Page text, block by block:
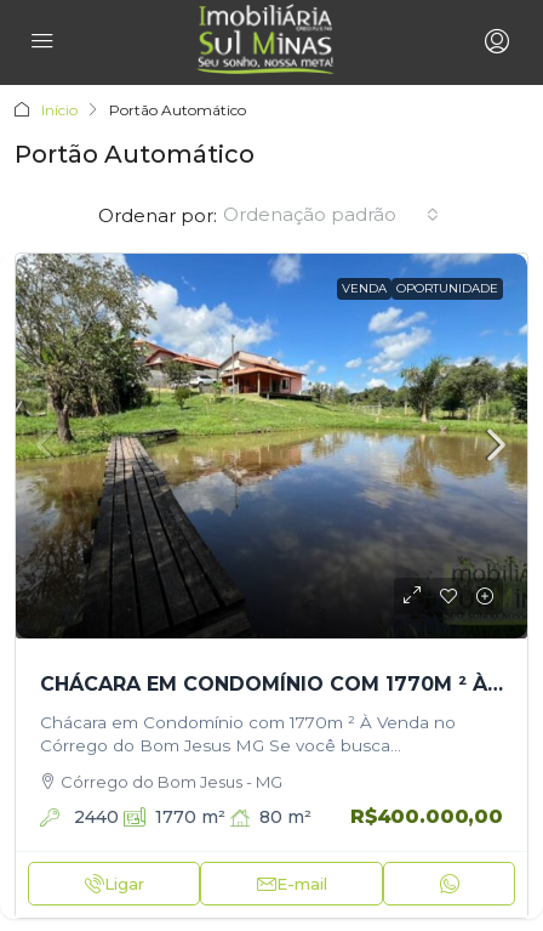
Início Portão Automático
Portão Automático
Ordenar por: Ordenação padrão
VENDA OPORTUNIDADE
CHÁCARA EM CONDOMÍNIO COM 1770M ² À VENDA NO CÓRREGO DO BOM JESUS
Chácara em Condomínio com 1770m ² À Venda no
Córrego do Bom Jesus MG Se você busca
essa chácara é perfeita…
Córrego do Bom Jesus - MG
2440 1770 m² 80 m² R$400.000,00
Ligar E-mail